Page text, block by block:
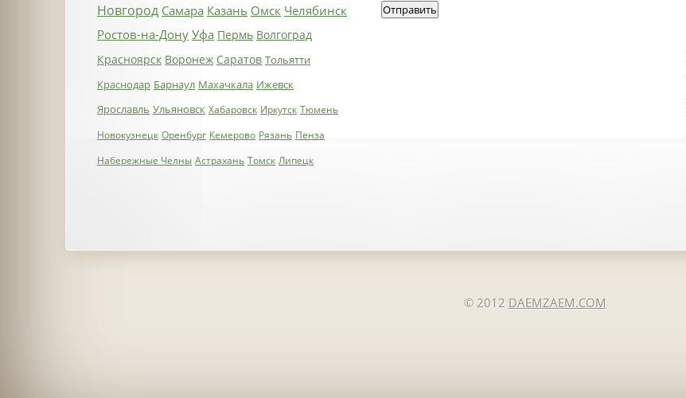
Новгород Самара Казань Омск Челябинск
Ростов-на-Дону Уфа Пермь Волгоград
Красноярск Воронеж Саратов Тольятти
Краснодар Барнаул Махачкала Ижевск
Ярославль Ульяновск Хабаровск Иркутск Тюмень
Новокузнецк Оренбург Кемерово Рязань Пенза
Набережные Челны Астрахань Томск Липецк
© 2012 DAEMZAEM.COM